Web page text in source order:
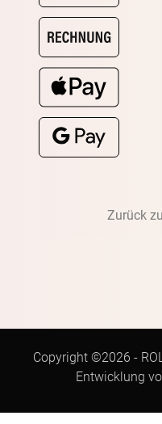
Zurück
Copyright ©2026 -
Entwicklung